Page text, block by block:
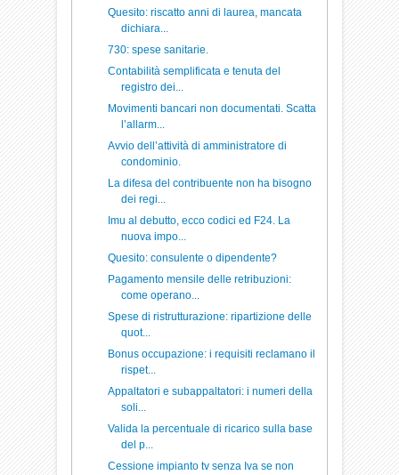
Quesito: riscatto anni di laurea, mancata
dichiara...
730: spese sanitarie.
Contabilità semplificata e tenuta del
registro dei...
Movimenti bancari non documentati. Scatta
l’allarm...
Avvio dell’attività di amministratore di
condominio.
La difesa del contribuente non ha bisogno
dei regi...
Imu al debutto, ecco codici ed F24. La
nuova impo...
Quesito: consulente o dipendente?
Pagamento mensile delle retribuzioni:
come operano...
Spese di ristrutturazione: ripartizione delle
quot...
Bonus occupazione: i requisiti reclamano il
rispet...
Appaltatori e subappaltatori: i numeri della
soli...
Valida la percentuale di ricarico sulla base
del p...
Cessione impianto tv senza Iva se non